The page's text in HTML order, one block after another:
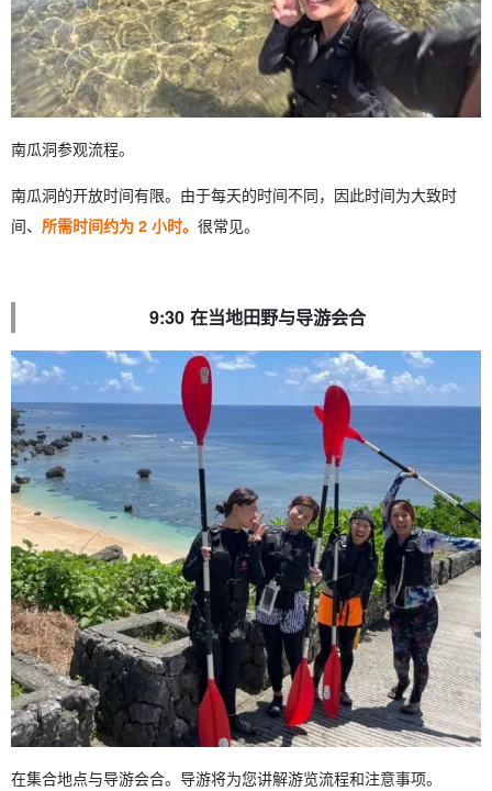
南瓜洞参观流程。
南瓜洞的开放时间有限。由于每天的时间不同，因此时间为大致时
间、 所需时间约为 2 小时。 很常见。
9:30 在当地田野与导游会合
在集合地点与导游会合。导游将为您讲解游览流程和注意事项。